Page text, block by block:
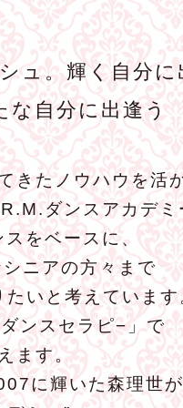
ュ。輝く自分に
自分に出逢う
きたノウハウを活
ダンスアカデミ
をベースに、
ニアの方々まで
いと考えています
ンスセラピ−」で
ます。
に輝いた森理世が